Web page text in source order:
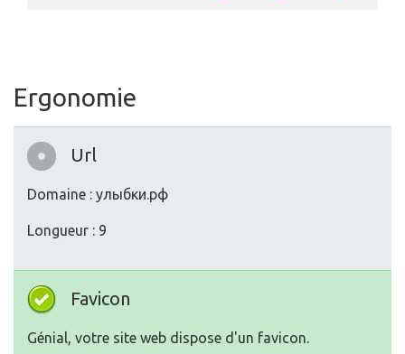
Ergonomie
Url
Domaine : улыбки.рф
Longueur : 9
Favicon
Génial, votre site web dispose d'un favicon.